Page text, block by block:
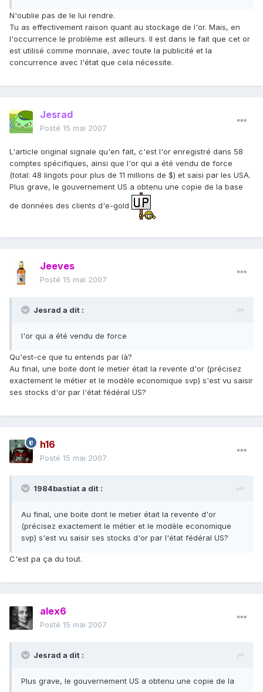
N'oublie pas de le lui rendre.
Tu as effectivement raison quant au stockage de l'or. Mais, en
l'occurrence le problème est ailleurs. Il est dans le fait que cet or
est utilisé comme monnaie, avec toute la publicité et la
concurrence avec l'état que cela nécessite.
Jesrad
Posté 15 mai 2007
L'article original signale qu'en fait, c'est l'or enregistré dans 58
comptes spécifiques, ainsi que l'or qui a été vendu de force
(total: 48 lingots pour plus de 11 millions de $) et saisi par les USA.
Plus grave, le gouvernement US a obtenu une copie de la base
de données des clients d'e-gold
Jeeves
Posté 15 mai 2007
Jesrad a dit :
l'or qui a été vendu de force
Qu'est-ce que tu entends par là?
Au final, une boite dont le metier était la revente d'or (précisez
exactement le métier et le modèle economique svp) s'est vu saisir
ses stocks d'or par l'état fédéral US?
h16
Posté 15 mai 2007
1984bastiat a dit :
Au final, une boite dont le metier était la revente d'or
(précisez exactement le métier et le modèle economique
svp) s'est vu saisir ses stocks d'or par l'état fédéral US?
C'est pa ça du tout.
alex6
Posté 15 mai 2007
Jesrad a dit :
Plus grave, le gouvernement US a obtenu une copie de la